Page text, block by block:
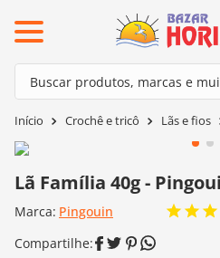
Buscar produtos, marcas e
Crochê e tricô Lãs e fios
Lã Família 40g -
Marca: Pingouin
Termos mais buscados
kit amigurumi
agulha crochê
mais buscados
barroco
mollet
kit amigurumi
agulha crochê
batik
fio amigurumi